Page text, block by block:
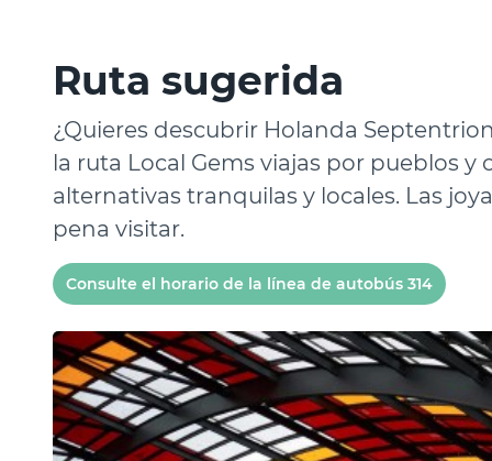
Ruta sugerida
¿Quieres descubrir Holanda
la ruta Local Gems viajas por pueblos
alternativas tranquilas y locales. Las
pena visitar.
Consulte el horario de la línea de autobús 314